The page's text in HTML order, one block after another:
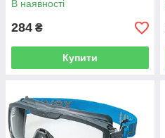
В наявності
284 ₴
Купити